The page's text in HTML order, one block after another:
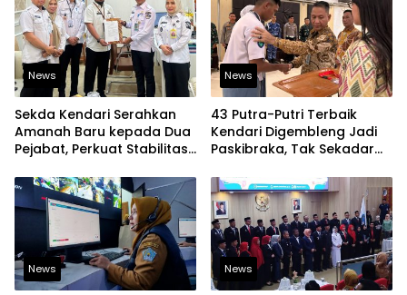
News
Sekda Kendari Serahkan
Amanah Baru kepada Dua
Pejabat, Perkuat Stabilitas
News
43 Putra-Putri Terbaik
Kendari Digembleng Jadi
Paskibraka, Tak Sekadar
News News